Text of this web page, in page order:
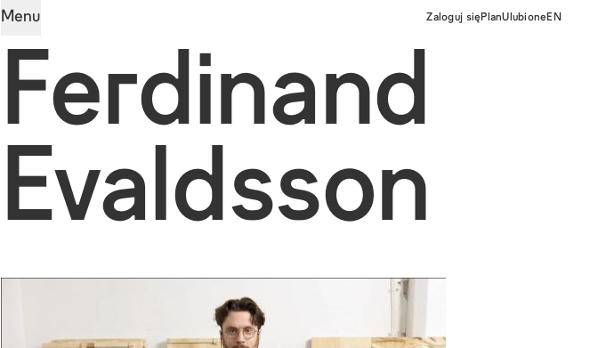
Menu Zaloguj się PlanUlubione EN
Ferdinand
Evaldsson